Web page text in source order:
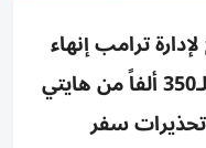
ترامب إنهاء
الحماية المؤقتة ومنع الترحيل لـ350 ألفاً من هايتي